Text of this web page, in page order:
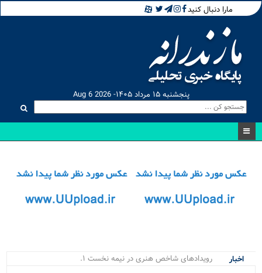
مارا دنبال کنید
پنجشنبه ۱۵ مرداد ۱۴۰۵- Aug 6 2026
اخبار
رویدادهای شاخص هنری در نیمه نخست ۱۴۰۵ در.